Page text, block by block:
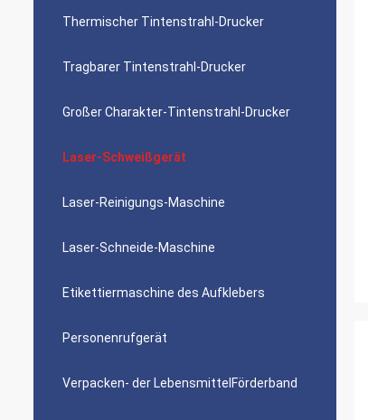
Thermischer Tintenstrahl-Drucker
Tragbarer Tintenstrahl-Drucker
Großer Charakter-Tintenstrahl-Drucker
Laser-Schweißgerät
Laser-Reinigungs-Maschine
Laser-Schneide-Maschine
Etikettiermaschine des Aufklebers
Personenrufgerät
Verpacken- der LebensmittelFörderband